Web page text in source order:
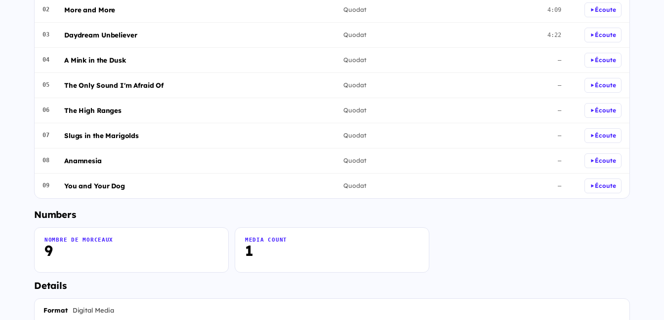
02 More and More Quodat 4:09 Écoute
03 Daydream Unbeliever Quodat 4:22 Écoute
04 A Mink in the Dusk Quodat — Écoute
05 The Only Sound I'm Afraid Of Quodat — Écoute
06 The High Ranges Quodat — Écoute
07 Slugs in the Marigolds Quodat — Écoute
08 Anamnesia Quodat — Écoute
09 You and Your Dog Quodat — Écoute
Numbers
9
NOMBRE DE MORCEAUX
1
MEDIA COUNT
Details
Format Digital Media